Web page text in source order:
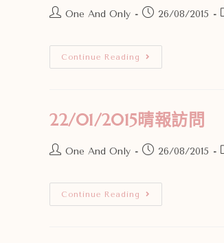
One And Only 26/08/2015
Continue Reading
22/01/2015晴報訪問
One And Only 26/08/2015
Continue Reading